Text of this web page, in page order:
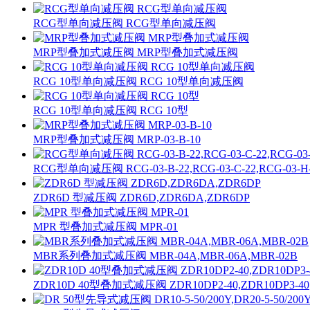
RCG型单向减压阀 RCG型单向减压阀
MRP型叠加式减压阀 MRP型叠加式减压阀
RCG 10型单向减压阀 RCG 10型单向减压阀
RCG 10型单向减压阀 RCG 10型
MRP型叠加式减压阀 MRP-03-B-10
RCG型单向减压阀 RCG-03-B-22,RCG-03-C-22,RCG-03-
ZDR6D 型减压阀 ZDR6D,ZDR6DA,ZDR6DP
MPR 型叠加式减压阀 MPR-01
MBR系列叠加式减压阀 MBR-04A,MBR-06A,MBR-02B
ZDR10D 40型叠加式减压阀 ZDR10DP2-40,ZDR10DP3-40